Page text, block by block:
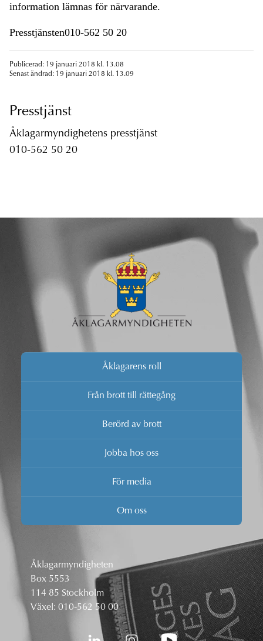
information lämnas för närvarande.
Presstjänsten010-562 50 20
Publicerad: 19 januari 2018 kl. 13.08
Senast ändrad: 19 januari 2018 kl. 13.09
Presstjänst
Åklagarmyndighetens presstjänst
010-562 50 20
Åklagarens roll
Från brott till rättegång
Berörd av brott
Jobba hos oss
För media
Om oss
Åklagarmyndigheten
Box 5553
114 85 Stockholm
Växel: 010-562 50 00